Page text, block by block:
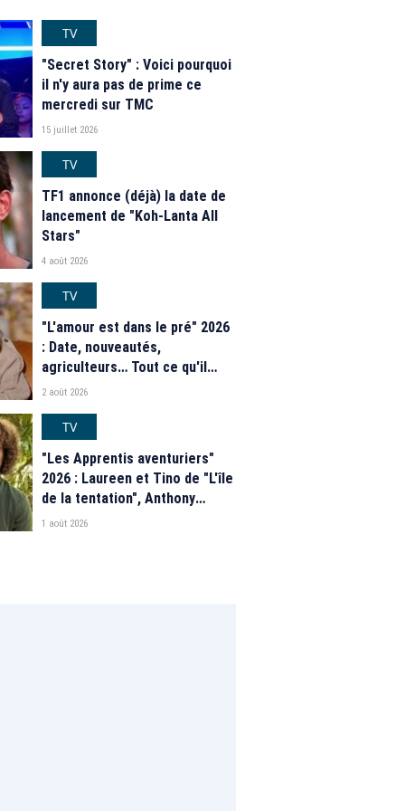
TV
"Secret Story" : Voici pourquoi
il n'y aura pas de prime ce
mercredi sur TMC
15 juillet 2026
TV
TF1 annonce (déjà) la date de
lancement de "Koh-Lanta All
Stars"
4 août 2026
TV
"L'amour est dans le pré" 2026
: Date, nouveautés,
agriculteurs… Tout ce qu'il
faut savoir sur la saison 21 du
2 août 2026
TV
"Les Apprentis aventuriers"
2026 : Laureen et Tino de "L'île
de la tentation", Anthony
Matéo, Jade Leboeuf... Le
1 août 2026